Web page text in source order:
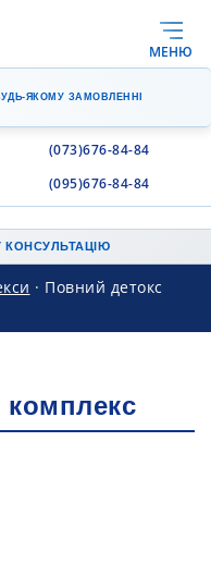
МЕНЮ
ЯКОМУ ЗАМОВЛЕННІ
(073)676-84-84
(095)676-84-84
· Повний детокс